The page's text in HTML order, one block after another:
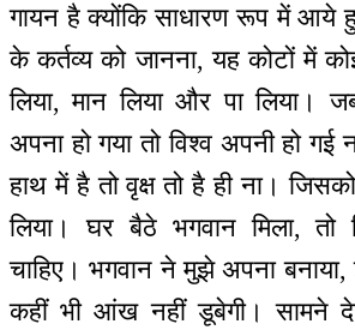
गायन है क्योंकि साधारण रूप में आये
के कर्तव्य को जानना, यह कोटों में
लिया, मान लिया और पा लिया।
अपना हो गया तो विश्व अपनी हो
हाथ में है तो वृक्ष तो है ही ना।
लिया। घर बैठे भगवान मिला, तो
चाहिए। भगवान ने मुझे अपना बनाया,
कहीं भी आंख नहीं डूबेगी। सामने